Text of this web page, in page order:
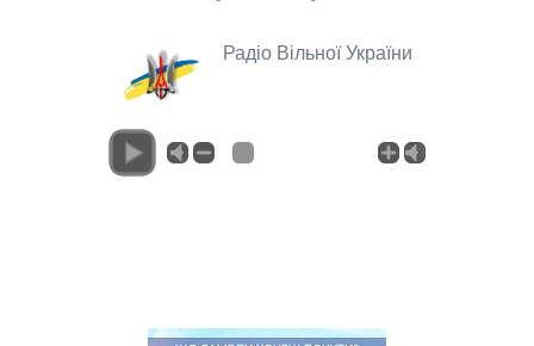
Радіо Вільної України